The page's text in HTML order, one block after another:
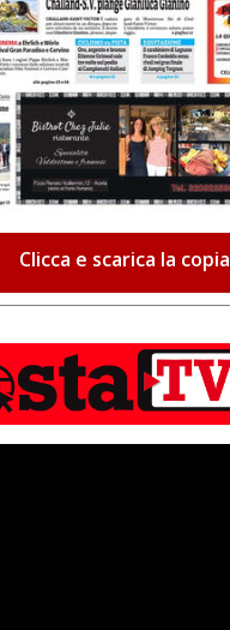
Clicca e scarica la copia